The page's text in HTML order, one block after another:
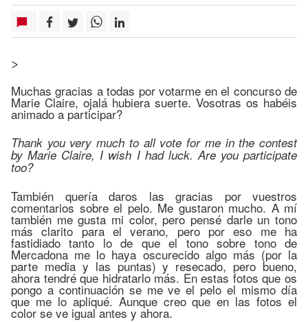
>
Muchas gracias a todas por votarme en el concurso de
Marie Claire, ojalá hubiera suerte. Vosotras os habéis
animado a participar?
Thank you very much to all vote for me in the contest
by Marie Claire, I wish I had luck. Are you participate
too?
También quería daros las gracias por vuestros
comentarios sobre el pelo. Me gustaron mucho. A mí
también me gusta mi color, pero pensé darle un tono
más clarito para el verano, pero por eso me ha
fastidiado tanto lo de que el tono sobre tono de
Mercadona me lo haya oscurecido algo más (por la
parte media y las puntas) y resecado, pero bueno,
ahora tendré que hidratarlo más. En estas fotos que os
pongo a continuación se me ve el pelo el mismo día
que me lo apliqué. Aunque creo que en las fotos el
color se ve igual antes y ahora.